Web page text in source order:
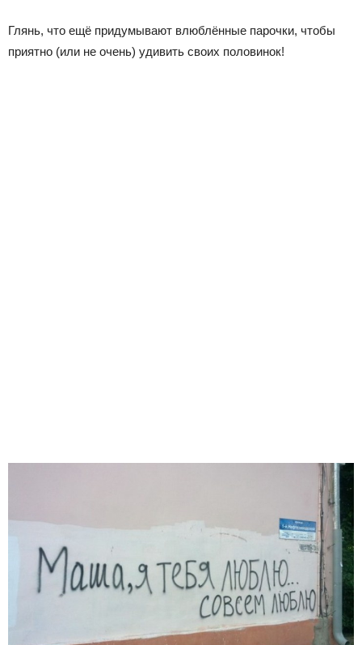
Глянь, что ещё придумывают влюблённые парочки, чтобы
приятно (или не очень) удивить своих половинок!